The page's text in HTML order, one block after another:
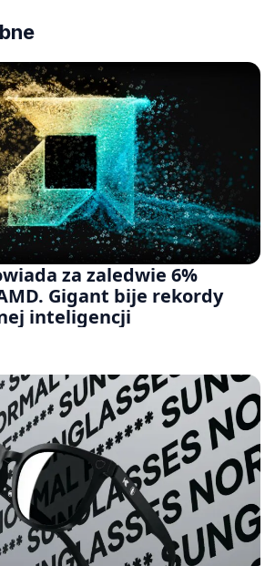
za zaledwie 6%
Gigant bije rekordy
inteligencji